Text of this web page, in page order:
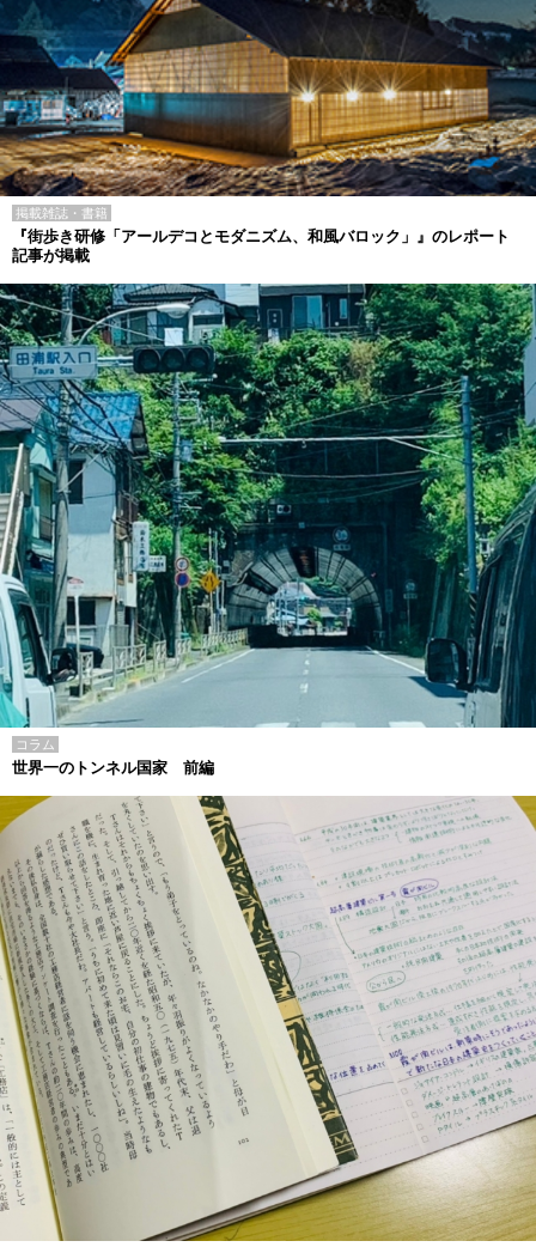
掲載雑誌・書籍
『街歩き研修「アールデコとモダニズム、和風バロック」』のレポート
記事が掲載
コラム
世界一のトンネル国家 前編